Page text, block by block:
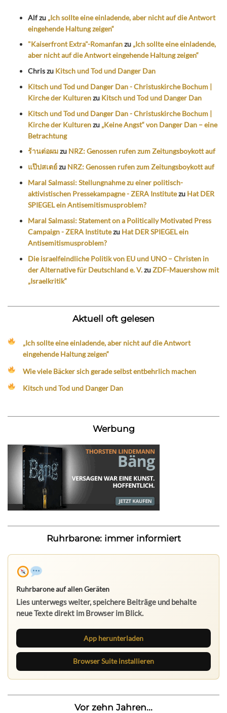
Alfzu „Ich sollte eine einladende, aber nicht auf die Antwort
eingehende Haltung zeigen“
"Kaiserfront Extra"-Romanfanzu „Ich sollte eine einladende,
aber nicht auf die Antwort eingehende Haltung zeigen“
Chriszu Kitsch und Tod und Danger Dan
Kitsch und Tod und Danger Dan - Christuskirche Bochum |
Kirche der Kulturenzu Kitsch und Tod und Danger Dan
Kitsch und Tod und Danger Dan - Christuskirche Bochum |
Kirche der Kulturenzu „Keine Angst“ von Danger Dan – eine
Betrachtung
ร้านต่อผมzu NRZ: Genossen rufen zum Zeitungsboykott auf
แป๊ปสเตย์zu NRZ: Genossen rufen zum Zeitungsboykott auf
Maral Salmassi: Stellungnahme zu einer politisch-
aktivistischen Pressekampagne - ZERA Institutezu Hat DER
SPIEGEL ein Antisemitismusproblem?
Maral Salmassi: Statement on a Politically Motivated Press
Campaign - ZERA Institutezu Hat DER SPIEGEL ein
Antisemitismusproblem?
Die israelfeindliche Politik von EU und UNO – Christen in
der Alternative für Deutschland e. V.zuZDF-Mauershow mit
„Israelkritik“
Aktuell oft gelesen
„Ich sollte eine einladende, aber nicht auf die Antwort
eingehende Haltung zeigen“
Wie viele Bäcker sich gerade selbst entbehrlich machen
Kitsch und Tod und Danger Dan
Werbung
Ruhrbarone: immer informiert
Ruhrbarone auf allen Geräten
Lies unterwegs weiter, speichere Beiträge und behalte
neue Texte direkt im Browser im Blick.
App herunterladen
Browser Suite installieren
Vor zehn Jahren...